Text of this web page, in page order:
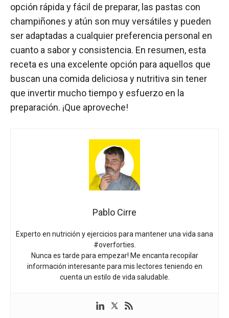
opción rápida y fácil de preparar, las pastas con
champiñones y atún son muy versátiles y pueden
ser adaptadas a cualquier preferencia personal en
cuanto a sabor y consistencia. En resumen, esta
receta es una excelente opción para aquellos que
buscan una comida deliciosa y nutritiva sin tener
que invertir mucho tiempo y esfuerzo en la
preparación. ¡Que aproveche!
Pablo Cirre
Experto en nutrición y ejercicios para mantener una vida sana
#overforties.
Nunca es tarde para empezar! Me encanta recopilar
información interesante para mis lectores teniendo en
cuenta un estilo de vida saludable.